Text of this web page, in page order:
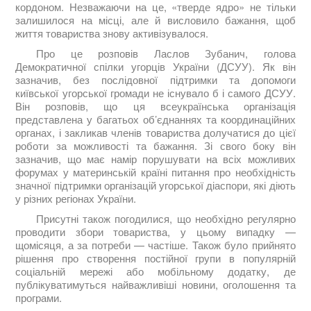
кордоном. Незважаючи на це, «тверде ядро» не тільки
залишилося на місці, але й висловило бажання, щоб
життя товариства знову активізувалося.
Про це розповів Ласлов Зубанич, голова
Демократичної спілки угорців України (ДСУУ). Як він
зазначив, без послідовної підтримки та допомоги
київської угорської громади не існувало б і самого ДСУУ.
Він розповів, що ця всеукраїнська організація
представлена у багатьох об’єднаннях та координаційних
органах, і закликав членів товариства долучатися до цієї
роботи за можливості та бажання. Зі свого боку він
зазначив, що має намір порушувати на всіх можливих
форумах у материнській країні питання про необхідність
значної підтримки організацій угорської діаспори, які діють
у різних регіонах України.
Присутні також погодилися, що необхідно регулярно
проводити збори товариства, у цьому випадку —
щомісяця, а за потреби — частіше. Також було прийнято
рішення про створення постійної групи в популярній
соціальній мережі або мобільному додатку, де
публікуватимуться найважливіші новини, оголошення та
програми.